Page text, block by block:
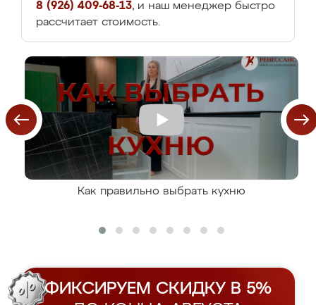
8 (926) 409-68-13, и наш менеджер быстро
рассчитает стоимость.
Как правильно выбрать кухню
ФИКСИРУЕМ СКИДКУ В 5%